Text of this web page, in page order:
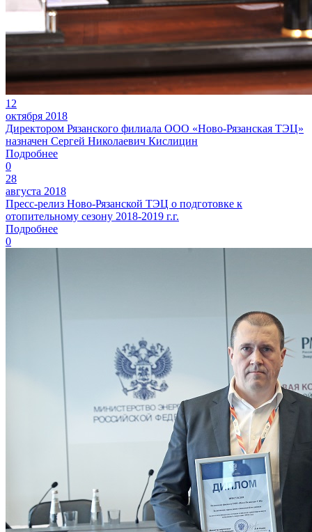
12
октября 2018
Директором Рязанского филиала ООО «Ново-Рязанская ТЭЦ»
назначен Сергей Николаевич Кислицин
Подробнее
0
28
августа 2018
Пресс-релиз Ново-Рязанской ТЭЦ о подготовке к
отопительному сезону 2018-2019 г.г.
Подробнее
0